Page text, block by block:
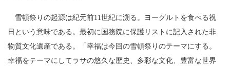
雪頓祭りの起源は紀元前11 世紀に溯る。ヨーグルトを食べる祝
日という意味である。最初に国務院に保護リストに記入された非
物質文化遺産である。「幸福は今回の雪頓祭りのテーマにする。
幸福をテーマにしてラサの悠久な歴史、多彩な文化、豊富な世界